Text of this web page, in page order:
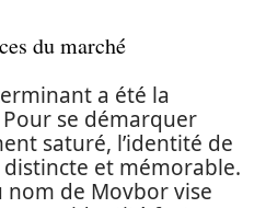
du marché
a été la
se démarquer
saturé, l’identité de
et mémorable.
nom de Movbor vise